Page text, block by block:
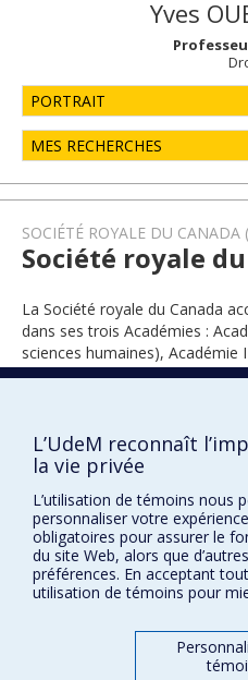
Yves
PORTRAIT
MES RECHERCHES
SOCIÉTÉ ROYALE DU CANADA
Société royale
La Société royale du Canada
dans ses trois Académies :
sciences humaines), Académie
Académie III (sciences).
Prix et distinctions
L’UdeM reconnaît
la vie privée
L’utilisation de témoins nous
personnaliser votre
obligatoires pour assurer le
du site Web, alors que
préférences. En acceptant
utilisation de témoins pour